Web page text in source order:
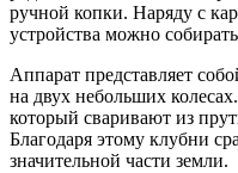
ручной копки. Наряду с
устройства можно
Аппарат представляет
на двух небольших
который сваривают из
Благодаря этому клубни
значительной части земли.